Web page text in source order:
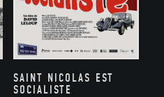
SAINT NICOLAS EST
SOCIALISTE